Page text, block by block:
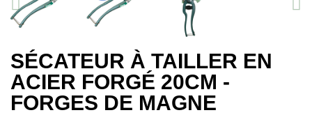
SÉCATEUR À TAILLER EN
ACIER FORGÉ 20CM -
FORGES DE MAGNE